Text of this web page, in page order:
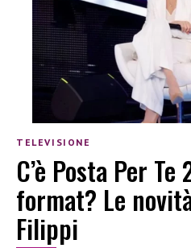
TELEVISIONE
C’è Posta Per
format? Le
Filippi